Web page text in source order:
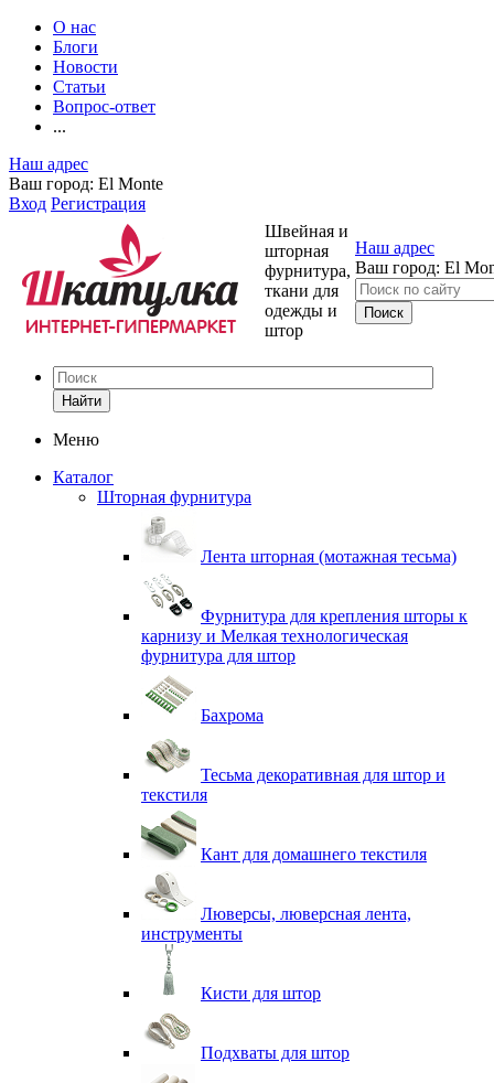
О нас
Блоги
Новости
Статьи
Вопрос-ответ
...
Наш адрес
Ваш город: El Monte
Вход Регистрация
Швейная и
шторная
фурнитура,
ткани для
одежды и
штор
Наш адрес
Ваш город: El
Найти
Меню
Каталог
Шторная фурнитура
Лента шторная (мотажная тесьма)
Фурнитура для крепления шторы к
карнизу и Мелкая технологическая
фурнитура для штор
Бахрома
Тесьма декоративная для штор и
текстиля
Кант для домашнего текстиля
Люверсы, люверсная лента,
инструменты
Кисти для штор
Подхваты для штор